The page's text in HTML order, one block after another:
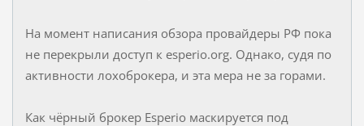
На момент написания обзора провайдеры РФ пока
не перекрыли доступ к esperio.org. Однако, судя по
активности лохоброкера, и эта мера не за горами.
Как чёрный брокер Esperio маскируется под